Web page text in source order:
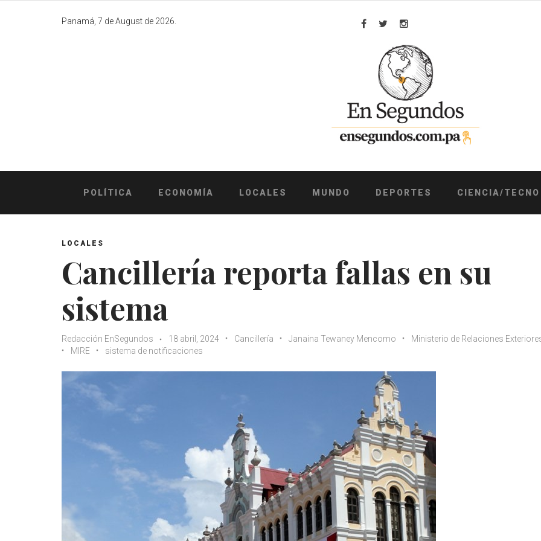
Panamá, 7 de August de 2026.
Facebook
TwitterInstagram
POLÍTICA ECONOMÍA LOCALES MUNDO DEPORTES CIENCIA/TECNO
LOCALES
Cancillería reporta fallas en su
sistema
Redacción EnSegundos 18 abril, 2024 Cancillería Janaina Tewaney Mencomo
Ministerio de Relaciones
MIRE
sistema de notificaciones